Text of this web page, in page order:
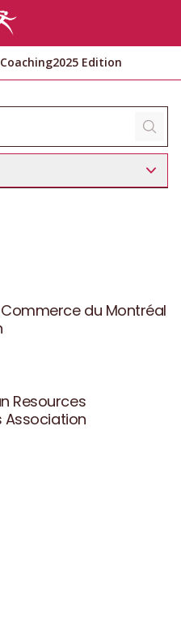
Coaching2025 Edition
du Montréal
Resources
Association